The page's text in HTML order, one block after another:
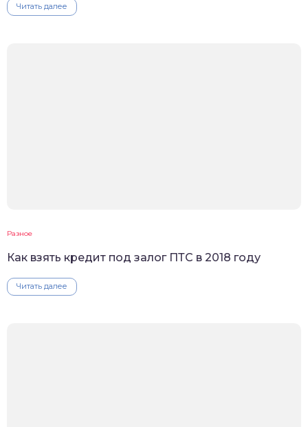
Читать далее
Разное
Как взять кредит под залог ПТС в 2018 году
Читать далее